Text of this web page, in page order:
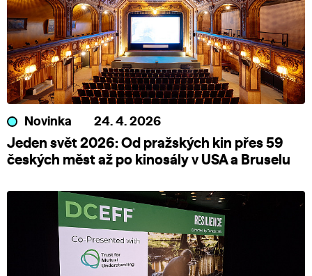
Novinka 24. 4. 2026
Jeden svět 2026: Od pražských kin přes 59
českých měst až po kinosály v USA a Bruselu